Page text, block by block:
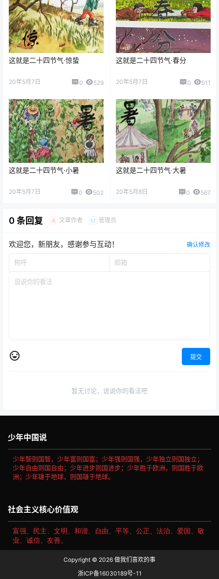
这就是二十四节气·惊蛰
20年5月7日 0 529
这就是二十四节气·春分
20年5月7日 0 511
这就是二十四节气·小暑
20年5月7日 0 502
这就是二十四节气·大暑
20年5月8日 0 567
0 条回复 A 文章作者 M 管理员
欢迎您，新朋友，感谢参与互动！ 确认修改
提交
暂无讨论，说说你的看法吧
少年中国说
少年智则国智，少年富则国富；少年强则国强，少年独立则国独立；
少年自由则国自由；少年进步则国进步；少年胜于欧洲，则国胜于欧
洲；少年雄于地球，则国雄于地球。
社会主义核心价值观
富强、民主、文明、和谐、自由、平等、公正、法治、爱国、敬
业、诚信、友善。
Copyright © 2026 做我们喜欢的事
浙ICP备16030189号-11